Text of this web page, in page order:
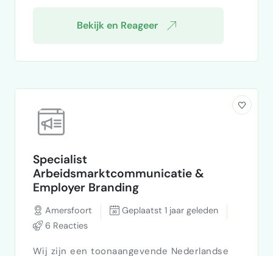
Bekijk en Reageer
Specialist
Arbeidsmarktcommunicatie &
Employer Branding
Amersfoort
Geplaatst 1 jaar geleden
6 Reacties
Wij zijn een toonaangevende Nederlandse